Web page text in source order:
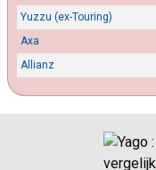
Yuzzu (ex-Touring)
Axa
Allianz